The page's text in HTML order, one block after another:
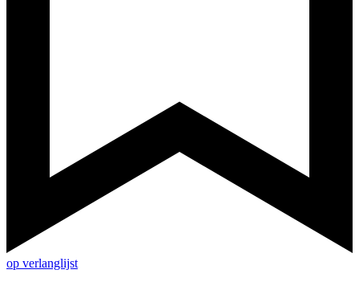
op verlanglijst